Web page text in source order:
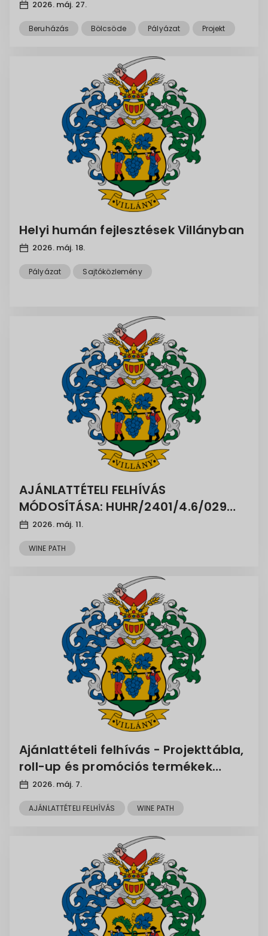
BÖLCSŐDEI NEVELÉS FEJLESZTÉSÉHEZ
2026. máj. 27.
Beruházás Bölcsöde Pályázat Projekt
Helyi humán fejlesztések Villányban
2026. máj. 18.
Pályázat Sajtóközlemény
AJÁNLATTÉTELI FELHÍVÁS
MÓDOSÍTÁSA: HUHR/2401/4.6/029
azonosító számú, WINE PATH projekt
2026. máj. 11.
WINE PATH
Ajánlattételi felhívás - Projekttábla,
roll-up és promóciós termékek
megrendelése Villány Város
Önkormányzata WINE PATH című,
2026. máj. 7.
AJÁNLATTÉTELI FELHÍVÁS WINE PATH